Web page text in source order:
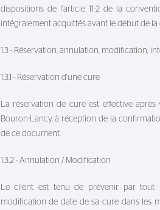
dispositions de l'article 11-2 de la
intégralement acquittés avant le début de la
1.3 - Réservation, annulation, modification,
1.3.1 - Réservation d'une cure
La réservation de cure est effective
Bouron-Lancy, à réception de la
de ce document.
1.3.2 - Annulation / Modification
Le client est tenu de prévenir par tout
modification de date de sa cure dans les